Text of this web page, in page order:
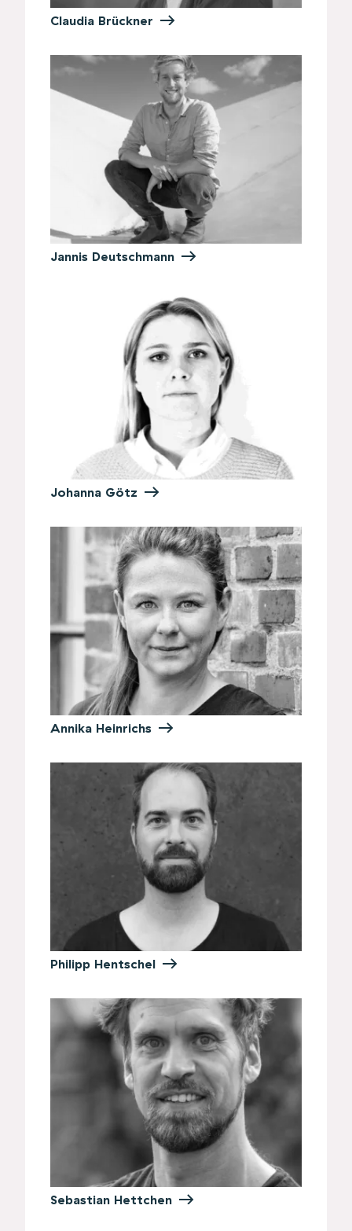
Claudia Brückner
Jannis Deutschmann
Johanna Götz
Annika Heinrichs
Philipp Hentschel
Sebastian Hettchen